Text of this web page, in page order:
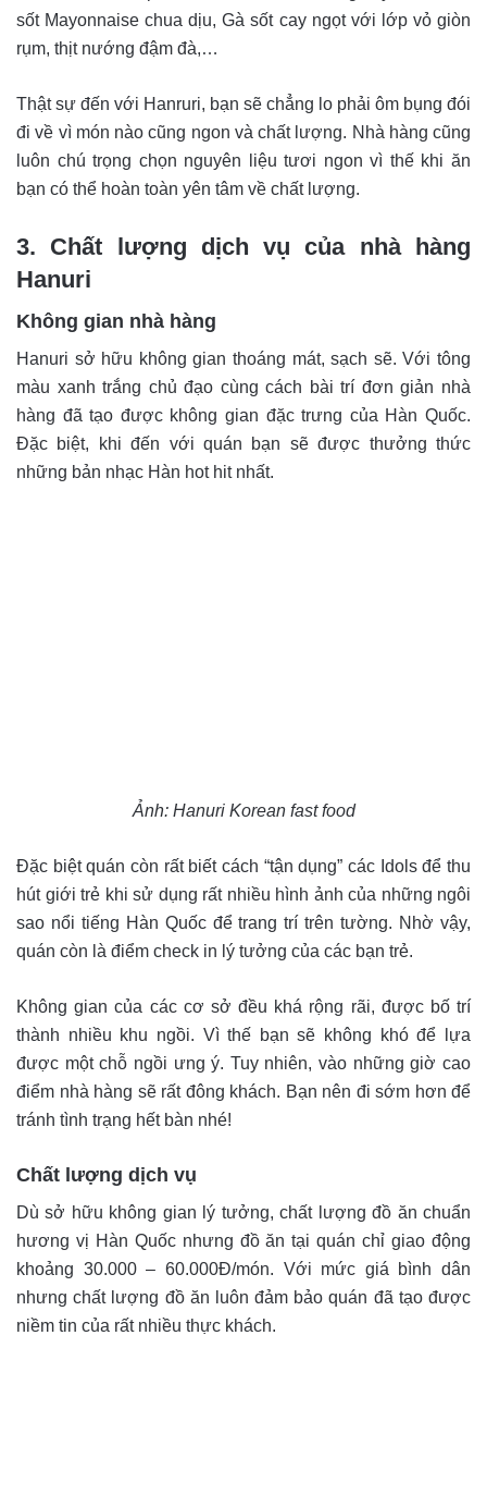
sốt Mayonnaise chua dịu, Gà sốt cay ngọt với lớp vỏ giòn
rụm, thịt nướng đậm đà,…
Thật sự đến với Hanruri, bạn sẽ chẳng lo phải ôm bụng đói
đi về vì món nào cũng ngon và chất lượng. N hà hàng cũng
luôn chú trọng chọn nguyên liệu tươi ngon vì thế khi ăn
bạn có thể hoàn toàn yên tâm về chất lượng.
3. Chất lượng dịch vụ của nhà hàng
Hanuri
Không gian nhà hàng
Hanuri sở hữu không gian thoáng mát, sạch sẽ. Với tông
màu xanh trắng chủ đạo cùng cách bài trí đơn giản nhà
hàng đã tạo được không gian đặc trưng của Hàn Quốc.
Đặc biệt, khi đến với quán bạn sẽ được thưởng thức
những bản nhạc Hàn hot hit nhất.
Ảnh: Hanuri Korean fast food
Đặc biệt quán còn rất biết cách “tận dụng” các Idols để thu
hút giới trẻ khi sử dụng rất nhiều hình ảnh của những ngôi
sao nổi tiếng Hàn Quốc để trang trí trên tường. Nhờ vậy,
quán còn là điểm check in lý tưởng của các bạn trẻ.
Không gian của các cơ sở đều khá rộng rãi, được bố trí
thành nhiều khu ngồi. Vì thế bạn sẽ không khó để lựa
được một chỗ ngồi ưng ý. Tuy nhiên, vào những giờ cao
điểm nhà hàng sẽ rất đông khách. Bạn nên đi sớm hơn để
tránh tình trạng hết bàn nhé!
Chất lượng dịch vụ
Dù sở hữu không gian lý tưởng, chất lượng đồ ăn chuẩn
hương vị Hàn Quốc nhưng đồ ăn tại quán chỉ giao động
khoảng 30.000 – 60.000Đ/món. Với mức giá bình dân
nhưng chất lượng đồ ăn luôn đảm bảo quán đã tạo được
niềm tin của rất nhiều thực khách.